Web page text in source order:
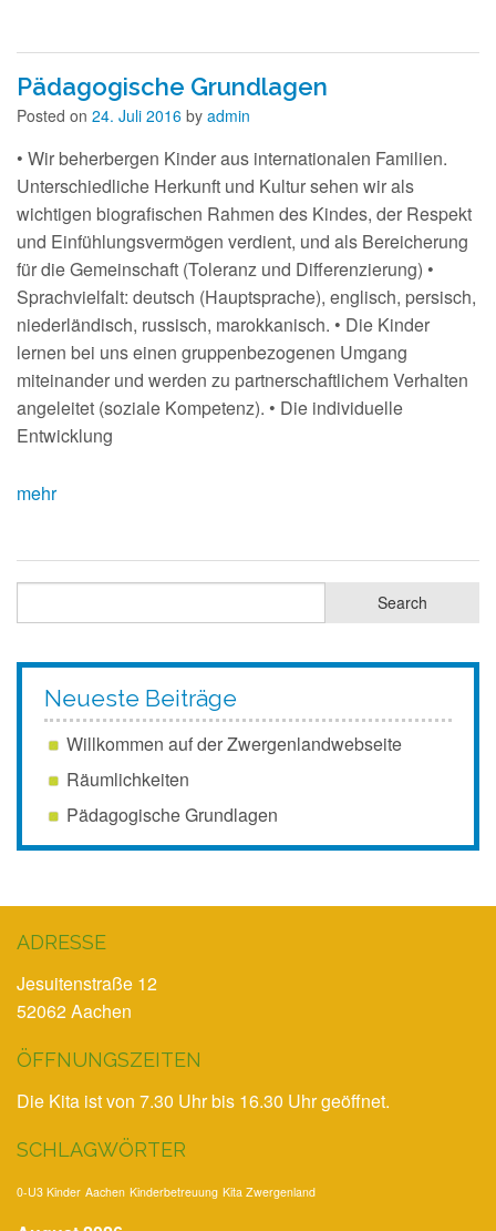
Pädagogische Grundlagen
Posted on 24. Juli 2016 by admin
• Wir beherbergen Kinder aus internationalen Familien.
Unterschiedliche Herkunft und Kultur sehen wir als
wichtigen biografischen Rahmen des Kindes, der Respekt
und Einfühlungsvermögen verdient, und als Bereicherung
für die Gemeinschaft (Toleranz und Differenzierung) •
Sprachvielfalt: deutsch (Hauptsprache), englisch, persisch,
niederländisch, russisch, marokkanisch. • Die Kinder
lernen bei uns einen gruppenbezogenen Umgang
miteinander und werden zu partnerschaftlichem Verhalten
angeleitet (soziale Kompetenz). • Die individuelle
Entwicklung
mehr
Neueste Beiträge
Willkommen auf der Zwergenlandwebseite
Räumlichkeiten
Pädagogische Grundlagen
ADRESSE
Jesuitenstraße 12
52062 Aachen
ÖFFNUNGSZEITEN
Die Kita ist von 7.30 Uhr bis 16.30 Uhr geöffnet.
SCHLAGWÖRTER
0-U3 Kinder Aachen Kinderbetreuung Kita Zwergenland